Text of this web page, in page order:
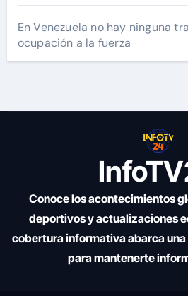
En Venezuela no hay ninguna
ocupación a la fuerza
Conoce los acontecimientos
deportivos y actualizaciones
cobertura informativa abarca
para mantenerte